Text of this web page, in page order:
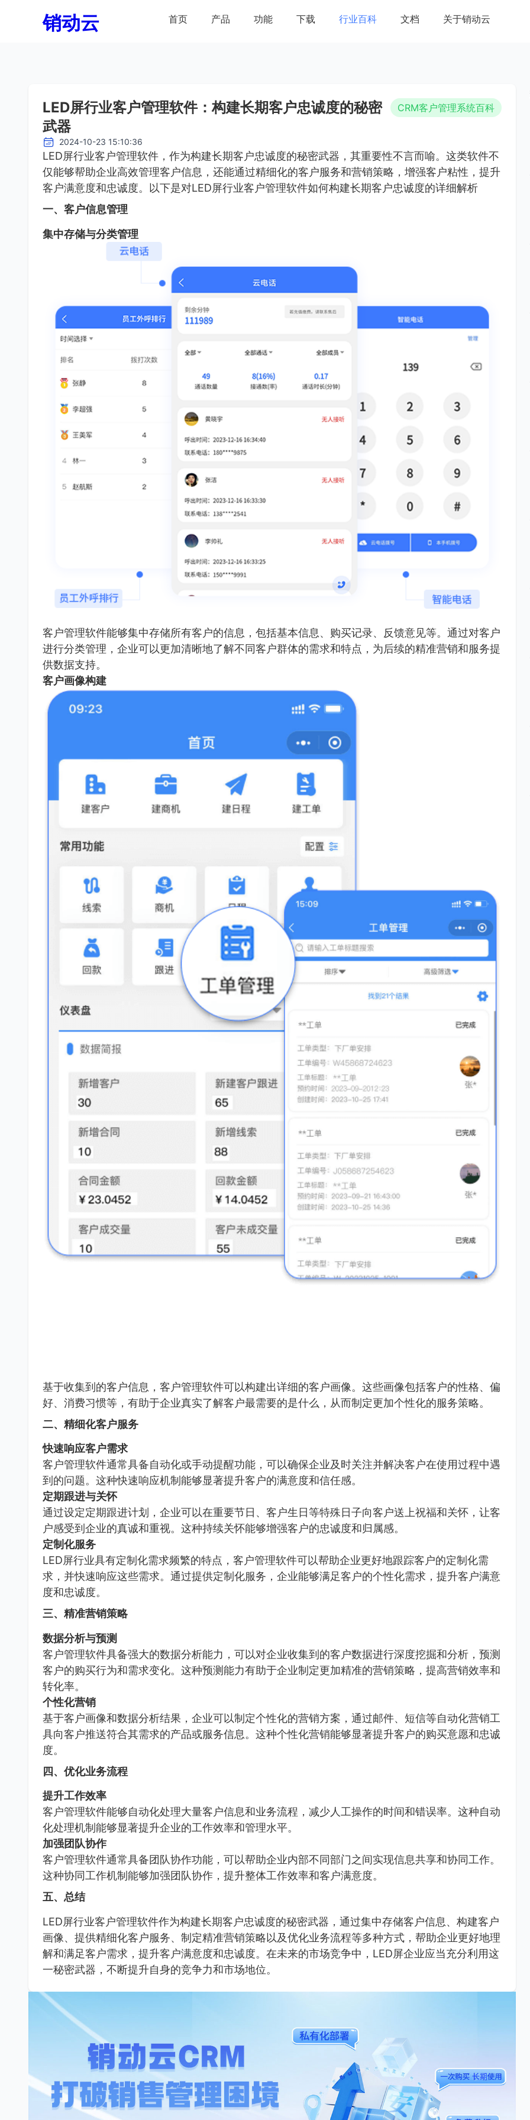
销动云 首页 产品 功能 下载 行业百科 文档 关于销动云
LED屏行业客户管理软件：构建长期客户忠诚度的秘密
武器
CRM客户管理系统百科
2024-10-23 15:10:36
LED屏行业客户管理软件，作为构建长期客户忠诚度的秘密武器，其重要性不言而喻。这类软件不
仅能够帮助企业高效管理客户信息，还能通过精细化的客户服务和营销策略，增强客户粘性，提升
客户满意度和忠诚度。以下是对LED屏行业客户管理软件如何构建长期客户忠诚度的详细解析
一、客户信息管理
集中存储与分类管理
客户管理软件能够集中存储所有客户的信息，包括基本信息、购买记录、反馈意见等。通过对客户
进行分类管理，企业可以更加清晰地了解不同客户群体的需求和特点，为后续的精准营销和服务提
供数据支持。
客户画像构建
基于收集到的客户信息，客户管理软件可以构建出详细的客户画像。这些画像包括客户的性格、偏
好、消费习惯等，有助于企业真实了解客户最需要的是什么，从而制定更加个性化的服务策略。
二、精细化客户服务
快速响应客户需求
客户管理软件通常具备自动化或手动提醒功能，可以确保企业及时关注并解决客户在使用过程中遇
到的问题。这种快速响应机制能够显著提升客户的满意度和信任感。
定期跟进与关怀
通过设定定期跟进计划，企业可以在重要节日、客户生日等特殊日子向客户送上祝福和关怀，让客
户感受到企业的真诚和重视。这种持续关怀能够增强客户的忠诚度和归属感。
定制化服务
LED屏行业具有定制化需求频繁的特点，客户管理软件可以帮助企业更好地跟踪客户的定制化需
求，并快速响应这些需求。通过提供定制化服务，企业能够满足客户的个性化需求，提升客户满意
度和忠诚度。
三、精准营销策略
数据分析与预测
客户管理软件具备强大的数据分析能力，可以对企业收集到的客户数据进行深度挖掘和分析，预测
客户的购买行为和需求变化。这种预测能力有助于企业制定更加精准的营销策略，提高营销效率和
转化率。
个性化营销
基于客户画像和数据分析结果，企业可以制定个性化的营销方案，通过邮件、短信等自动化营销工
具向客户推送符合其需求的产品或服务信息。这种个性化营销能够显著提升客户的购买意愿和忠诚
度。
四、优化业务流程
提升工作效率
客户管理软件能够自动化处理大量客户信息和业务流程，减少人工操作的时间和错误率。这种自动
化处理机制能够显著提升企业的工作效率和管理水平。
加强团队协作
客户管理软件通常具备团队协作功能，可以帮助企业内部不同部门之间实现信息共享和协同工作。
这种协同工作机制能够加强团队协作，提升整体工作效率和客户满意度。
五、总结
LED屏行业客户管理软件作为构建长期客户忠诚度的秘密武器，通过集中存储客户信息、构建客户
画像、提供精细化客户服务、制定精准营销策略以及优化业务流程等多种方式，帮助企业更好地理
解和满足客户需求，提升客户满意度和忠诚度。在未来的市场竞争中，LED屏企业应当充分利用这
一秘密武器，不断提升自身的竞争力和市场地位。